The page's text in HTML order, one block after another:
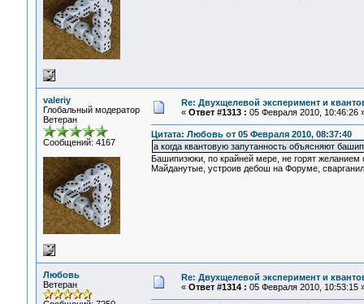
valeriy
Глобальный модератор
Ветеран
Сообщений: 4167
Re: Двухщелевой эксперимент и
« Ответ #1313 : 05 Февраля 2010, 10:46:26
Цитата: Любовь от 05 Февраля 2010, 08:37:40
а когда квантовую запутанность объясняют
Башипизюки, по крайней мере, не горят
Майданутые, устроив дебош на Форуме,
Любовь
Ветеран
Re: Двухщелевой эксперимент и
« Ответ #1314 : 05 Февраля 2010, 10:53:15